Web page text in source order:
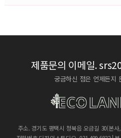
제품문의 이메일.
궁금하신 점은 언제든지
주소. 경기도 평택시 청북읍 오금길 30(본